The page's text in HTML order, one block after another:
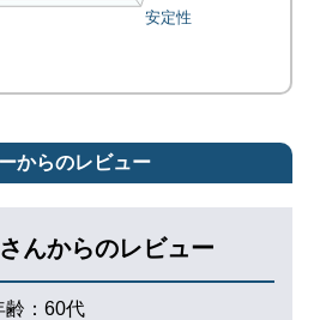
からのレビュー
さんからのレビュー
： 60代